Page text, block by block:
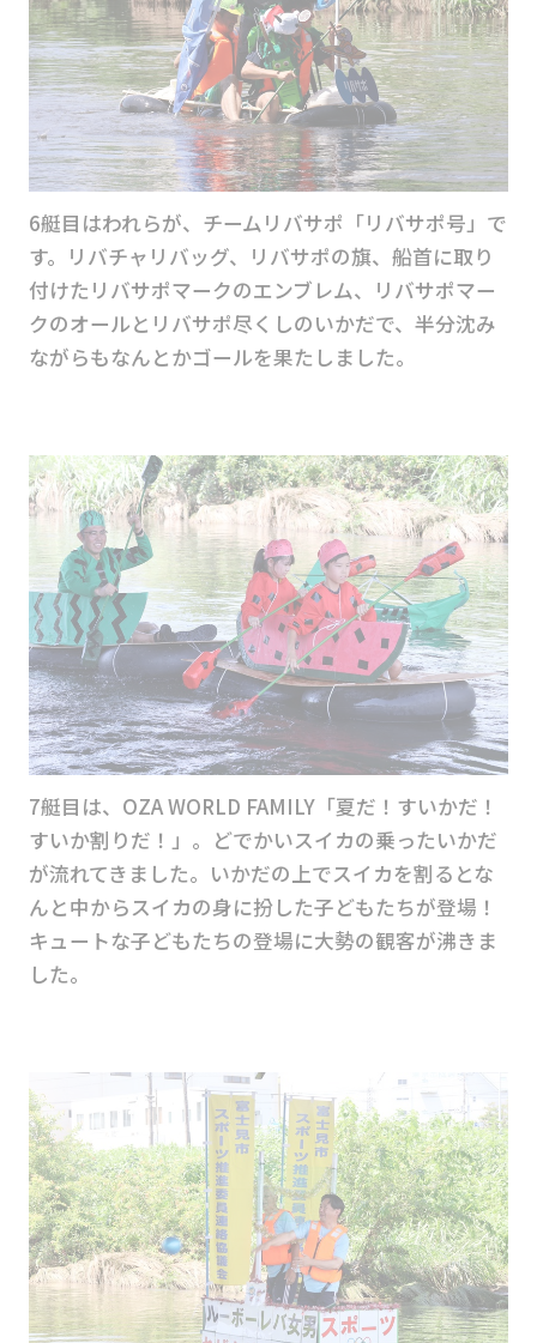
6艇目はわれらが、チームリバサポ「リバサポ号」で
す。リバチャリバッグ、リバサポの旗、船首に取り
付けたリバサポマークのエンブレム、リバサポマー
クのオールとリバサポ尽くしのいかだで、半分沈み
ながらもなんとかゴールを果たしました。
7艇目は、OZA WORLD FAMILY「夏だ！すいかだ！
すいか割りだ！」。どでかいスイカの乗ったいかだ
が流れてきました。いかだの上でスイカを割るとな
んと中からスイカの身に扮した子どもたちが登場！
キュートな子どもたちの登場に大勢の観客が沸きま
した。